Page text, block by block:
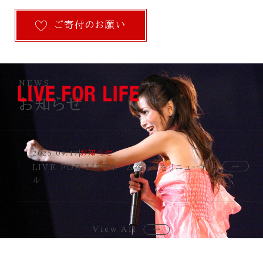
ご寄付のお願い
NEWS
お知らせ
View All
2025.09.17お知らせ
LIVE FOR LIFEホームページをリニューア
ル